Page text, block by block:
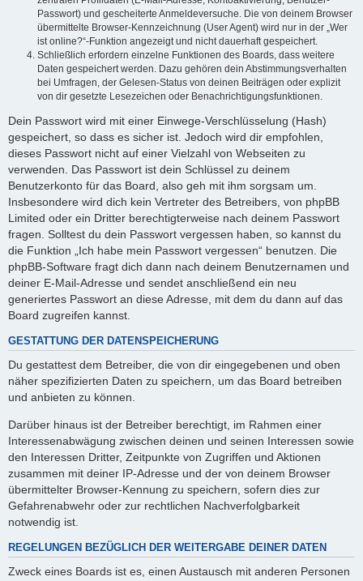
Passwort) und gescheiterte Anmeldeversuche. Die von deinem Browser
übermittelte Browser-Kennzeichnung (User Agent) wird nur in der „Wer
ist online?“-Funktion angezeigt und nicht dauerhaft gespeichert.
Schließlich erfordern einzelne Funktionen des Boards, dass weitere
Daten gespeichert werden. Dazu gehören dein Abstimmungsverhalten
bei Umfragen, der Gelesen-Status von deinen Beiträgen oder explizit
von dir gesetzte Lesezeichen oder Benachrichtigungsfunktionen.
Dein Passwort wird mit einer Einwege-Verschlüsselung (Hash)
gespeichert, so dass es sicher ist. Jedoch wird dir empfohlen,
dieses Passwort nicht auf einer Vielzahl von Webseiten zu
verwenden. Das Passwort ist dein Schlüssel zu deinem
Benutzerkonto für das Board, also geh mit ihm sorgsam um.
Insbesondere wird dich kein Vertreter des Betreibers, von phpBB
Limited oder ein Dritter berechtigterweise nach deinem Passwort
fragen. Solltest du dein Passwort vergessen haben, so kannst du
die Funktion „Ich habe mein Passwort vergessen“ benutzen. Die
phpBB-Software fragt dich dann nach deinem Benutzernamen und
deiner E-Mail-Adresse und sendet anschließend ein neu
generiertes Passwort an diese Adresse, mit dem du dann auf das
Board zugreifen kannst.
GESTATTUNG DER DATENSPEICHERUNG
Du gestattest dem Betreiber, die von dir eingegebenen und oben
näher spezifizierten Daten zu speichern, um das Board betreiben
und anbieten zu können.
Darüber hinaus ist der Betreiber berechtigt, im Rahmen einer
Interessenabwägung zwischen deinen und seinen Interessen sowie
den Interessen Dritter, Zeitpunkte von Zugriffen und Aktionen
zusammen mit deiner IP-Adresse und der von deinem Browser
übermittelter Browser-Kennung zu speichern, sofern dies zur
Gefahrenabwehr oder zur rechtlichen Nachverfolgbarkeit
notwendig ist.
REGELUNGEN BEZÜGLICH DER WEITERGABE DEINER DATEN
Zweck eines Boards ist es, einen Austausch mit anderen Personen